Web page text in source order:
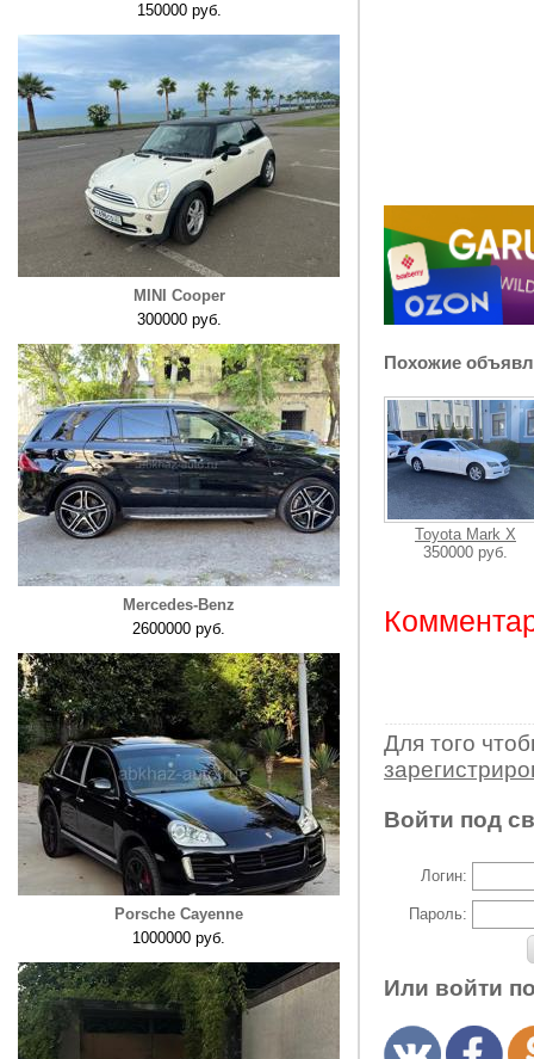
150000 руб.
MINI Cooper
300000 руб.
Mercedes-Benz
2600000 руб.
Porsche Cayenne
1000000 руб.
Похожие
Toyota Mark X
350000 руб.
Для того
Войти под
Логин:
Пароль:
Или войти